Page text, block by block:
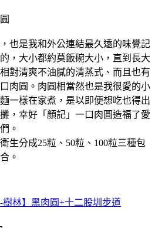
也是我和外公連結最久遠的味覺記
，大小都約莫飯碗大小，直到長大
對清爽不油膩的清蒸式、而且也有
肉圓。肉圓相當然也是我很愛的小
一樣在家煮，是以即便想吃也得出
，幸好「顏記」一口肉圓造福了愛
。
生分成25粒、50粒、100粒三種包
。
樹林】黑肉圓+十二股圳步道